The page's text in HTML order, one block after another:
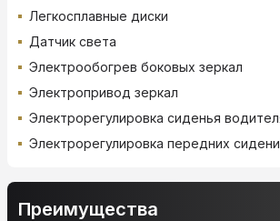
Легкосплавные диски
Датчик света
Электрообогрев боковых зеркал
Электропривод зеркал
Электрорегулировка сиденья
Электрорегулировка передних
Преимущества